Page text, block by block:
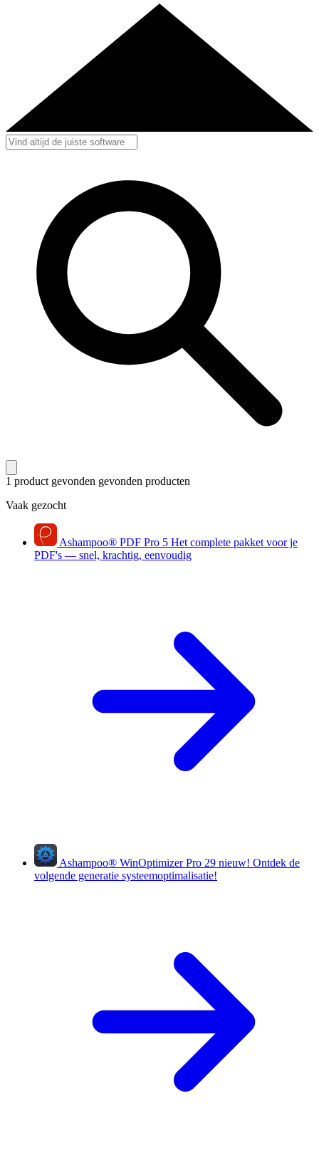
1 product gevonden gevonden producten
Vaak gezocht
Ashampoo® PDF Pro 5 Het complete pakket voor je
PDF's — snel, krachtig, eenvoudig
Ashampoo® WinOptimizer Pro 29 nieuw! Ontdek de
volgende generatie systeemoptimalisatie!